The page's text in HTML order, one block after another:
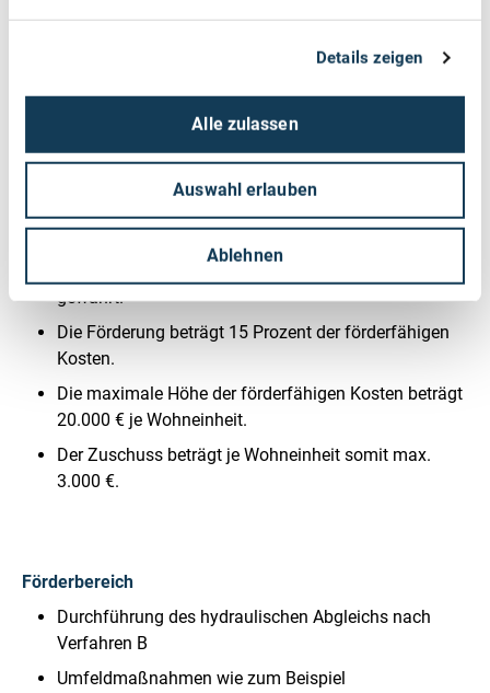
Details zeigen
Alle zulassen
Auswahl erlauben
Ablehnen
Geringinvestive Maßnahmen
Institut: Hamburgische Investitions- und Förderbank
Förderart und -höhe
gewährt.
Die Förderung beträgt 15 Prozent der förderfähigen
Kosten.
Die maximale Höhe der förderfähigen Kosten beträgt
20.000 € je Wohneinheit.
Der Zuschuss beträgt je Wohneinheit somit max.
3.000 €.
Förderbereich
Durchführung des hydraulischen Abgleichs nach
Verfahren B
Umfeldmaßnahmen wie zum Beispiel